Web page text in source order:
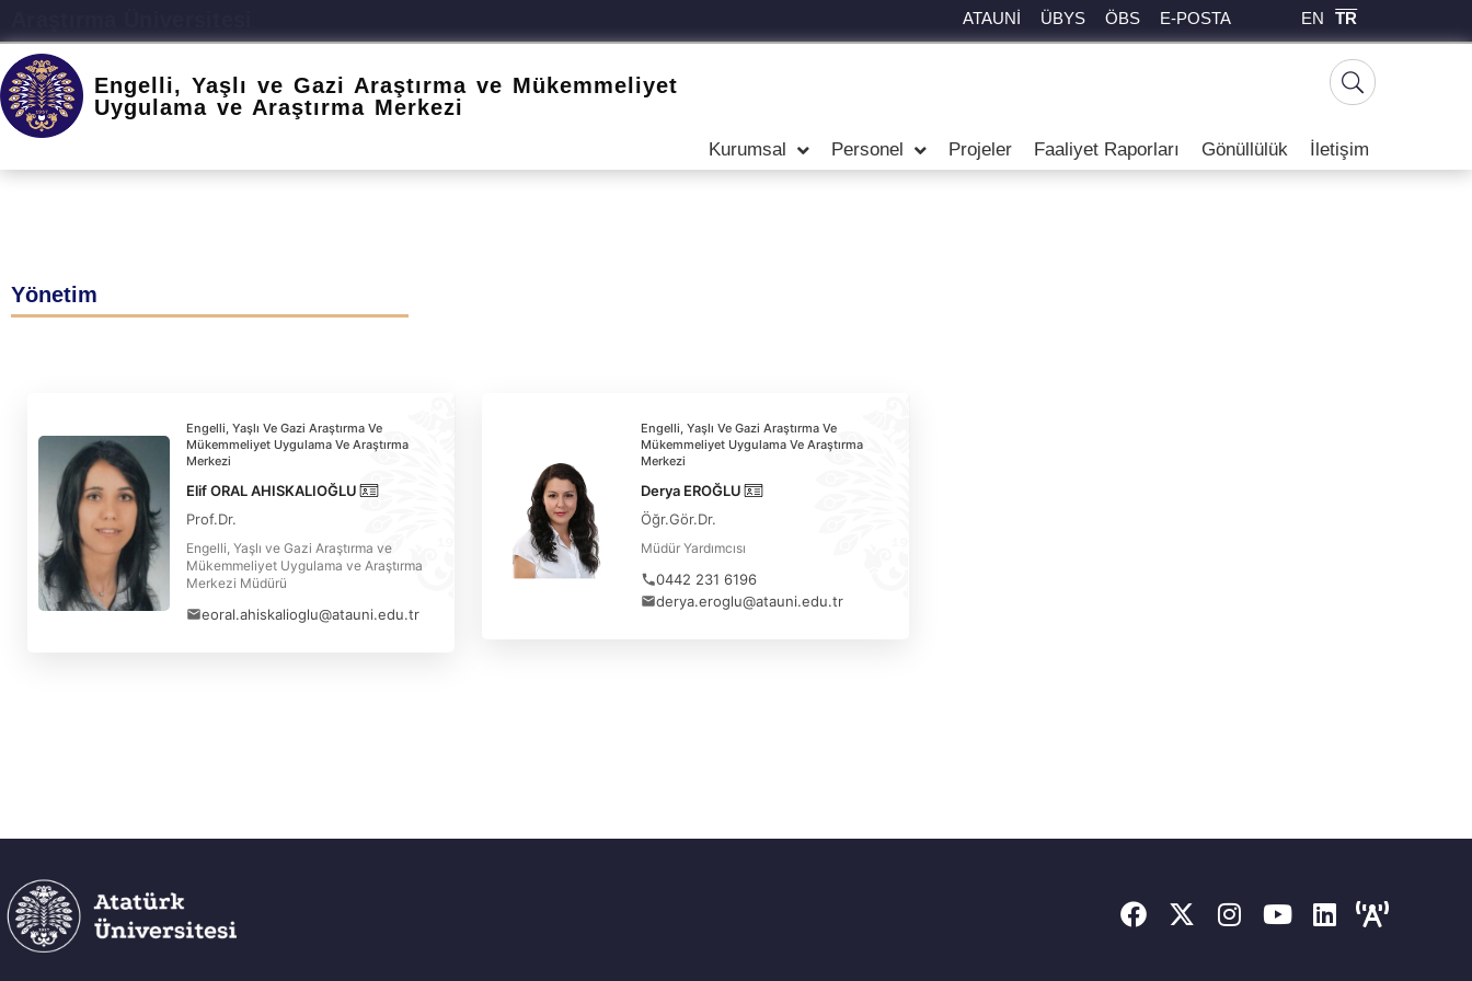
ATAUNİ ÜBYS ÖBS E-POSTA EN TR
Engelli, Yaşlı ve Gazi Araştırma ve Mükemmeliyet
Uygulama ve Araştırma Merkezi
Kurumsal Personel Projeler Faaliyet Raporları Gönüllülük İletişim
Yönetim
Engelli, Yaşlı Ve Gazi Araştırma Ve
Mükemmeliyet Uygulama Ve Araştırma
Merkezi
Elif ORAL AHISKALIOĞLU
Prof.Dr.
Engelli, Yaşlı ve Gazi Araştırma ve
Mükemmeliyet Uygulama ve Araştırma
Merkezi Müdürü
eoral.ahiskalioglu@atauni.edu.tr
Engelli, Yaşlı Ve Gazi Araştırma Ve
Mükemmeliyet Uygulama Ve Araştırma
Merkezi
Derya EROĞLU
Öğr.Gör.Dr.
Müdür Yardımcısı
0442 231 6196
derya.eroglu@atauni.edu.tr